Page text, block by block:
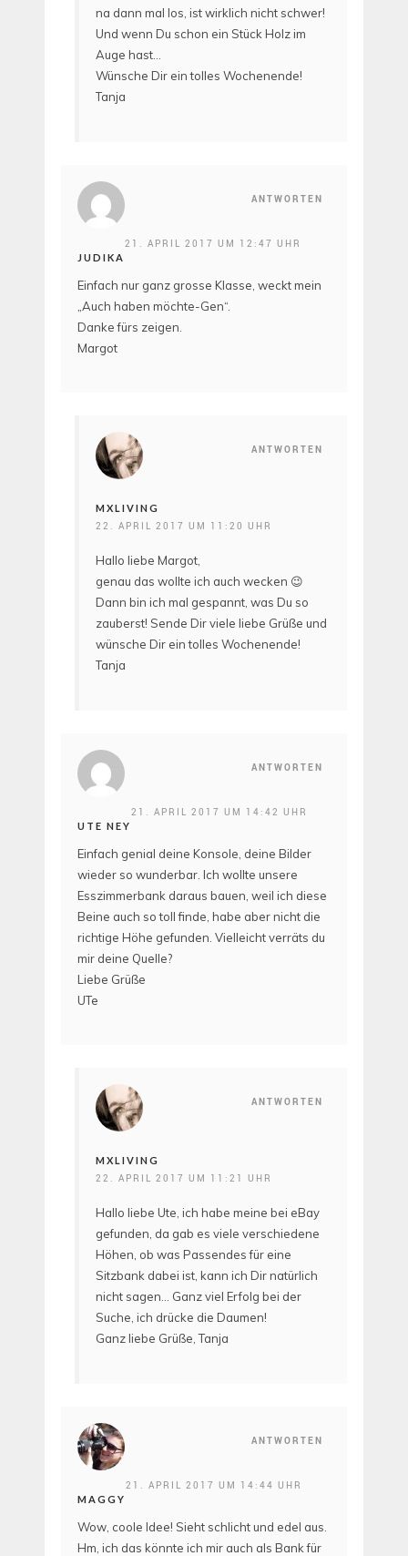
na dann mal los, ist wirklich nicht schwer!
Und wenn Du schon ein Stück Holz im
Auge hast…
Wünsche Dir ein tolles Wochenende!
Tanja
ANTWORTEN
JUDIKA
21. APRIL 2017 UM 12:47 UHR
Einfach nur ganz grosse Klasse, weckt mein
„Auch haben möchte-Gen“.
Danke fürs zeigen.
Margot
ANTWORTEN
MXLIVING
22. APRIL 2017 UM 11:20 UHR
Hallo liebe Margot,
genau das wollte ich auch wecken 😉
Dann bin ich mal gespannt, was Du so
zauberst! Sende Dir viele liebe Grüße und
wünsche Dir ein tolles Wochenende!
Tanja
ANTWORTEN
UTE NEY
21. APRIL 2017 UM 14:42 UHR
Einfach genial deine Konsole, deine Bilder
wieder so wunderbar. Ich wollte unsere
Esszimmerbank daraus bauen, weil ich diese
Beine auch so toll finde, habe aber nicht die
richtige Höhe gefunden. Vielleicht verräts du
mir deine Quelle?
Liebe Grüße
UTe
ANTWORTEN
MXLIVING
22. APRIL 2017 UM 11:21 UHR
Hallo liebe Ute, ich habe meine bei eBay
gefunden, da gab es viele verschiedene
Höhen, ob was Passendes für eine
Sitzbank dabei ist, kann ich Dir natürlich
nicht sagen… Ganz viel Erfolg bei der
Suche, ich drücke die Daumen!
Ganz liebe Grüße, Tanja
ANTWORTEN
MAGGY
21. APRIL 2017 UM 14:44 UHR
Wow, coole Idee! Sieht schlicht und edel aus.
Hm, ich das könnte ich mir auch als Bank für